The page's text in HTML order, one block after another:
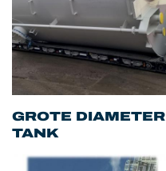
GROTE DIAMETER
TANK